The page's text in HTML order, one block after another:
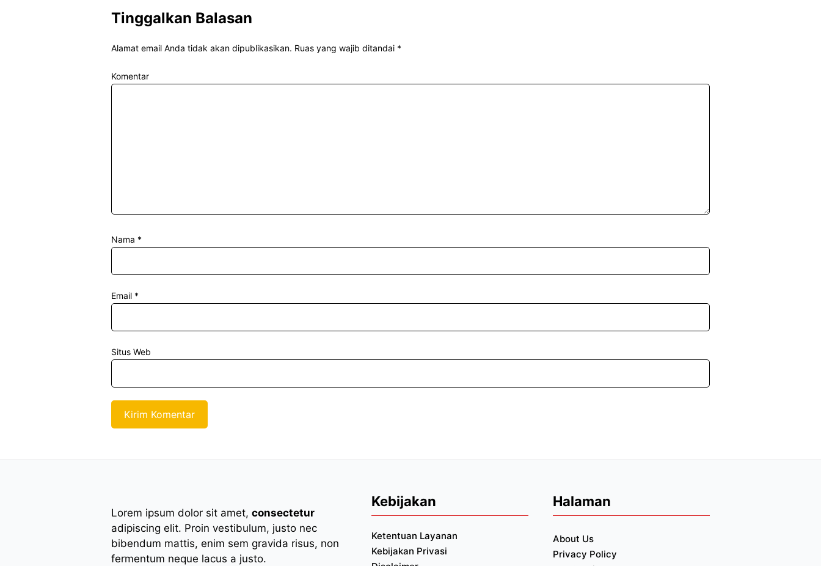
Tinggalkan Balasan
Alamat email Anda tidak akan dipublikasikan. Ruas yang wajib ditandai *
Komentar
Nama *
Email *
Situs Web
Lorem ipsum dolor sit amet, consectetur
adipiscing elit. Proin vestibulum, justo nec
bibendum mattis, enim sem gravida risus, non
fermentum neque lacus a justo.
Kebijakan
Ketentuan Layanan
Kebijakan Privasi
Halaman
About Us
Privacy Policy